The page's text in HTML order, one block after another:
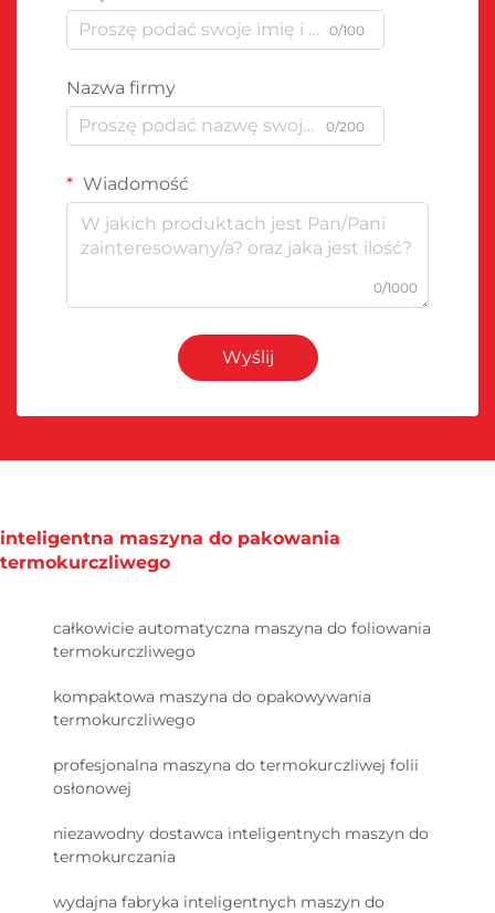
0/100
Nazwa firmy
0/200
Wiadomość
0/1000
Wyślij
inteligentna maszyna do pakowania
termokurczliwego
całkowicie automatyczna maszyna do foliowania
termokurczliwego
kompaktowa maszyna do opakowywania
termokurczliwego
profesjonalna maszyna do termokurczliwej folii
osłonowej
niezawodny dostawca inteligentnych maszyn do
termokurczania
wydajna fabryka inteligentnych maszyn do